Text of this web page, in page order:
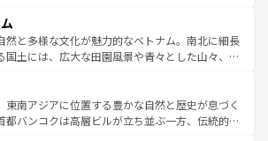
しい。
いと評判のスイーツなど、バラエティ豊かな料理
が味わえる。 なお、新着の台湾情報は コンテンツ一覧を参
しい。
に足を延ばせば四季折々の自然美を楽しむことが
そして、キムチや焼肉、絶品のストリートフード
まざまな韓国料理が待っている。夜には、韓国な
包まれながら、韓国の多彩な魅力を心ゆくまで味
わってみてほしい。 なお、新着の韓国情報はコンテンツ一
してほしい。
然と多様な文化が魅力的なベトナム。南北に細長
国土には、広大な田園風景や青々とした山々、世
展と共に伝統が息づく。ハノイの古い町並みやホ
市のフランス統治時代の建物も、独特の雰囲気を
ている。また、バラエティの豊かさとおいしさで
東南アジアに位置する豊かな自然と歴史が息づく
都バンコクは高層ビルが立ち並ぶ一方、伝統的な